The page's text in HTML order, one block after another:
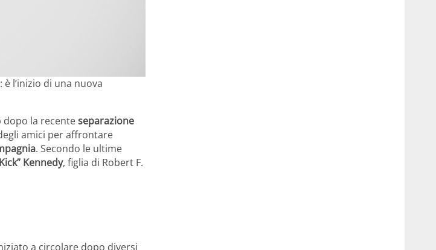
l’inizio di una nuova
la recenteseparazione
amici per affrontare
. Secondo le ultime
Kennedy, figlia di Robert F.
a circolare dopo diversi